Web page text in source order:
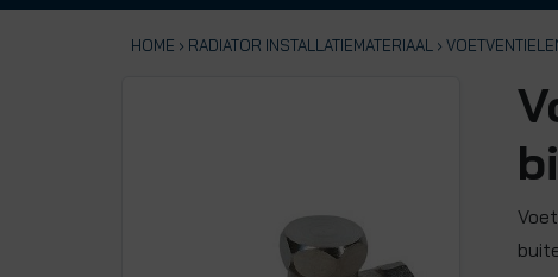
HOME › RADIATOR INSTALLATIEMATERIAAL ›